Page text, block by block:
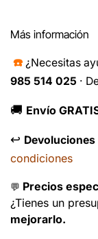
Más información
☎️ ¿Necesitas
985 514 025 ·
🚚 Envío
↩️
condiciones
💬 Precios
¿Tienes un
mejorarlo.